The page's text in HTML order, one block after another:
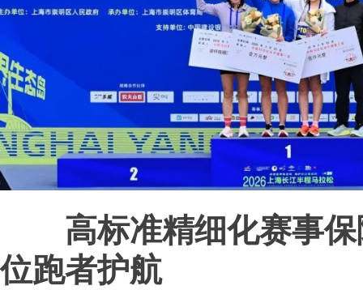
高标准精细化赛事
位跑者护航